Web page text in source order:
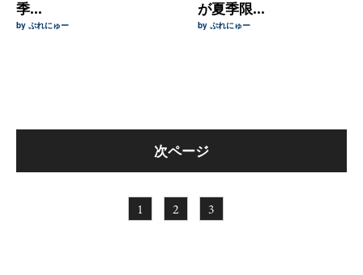
季...
by ぷれにゅー
が夏季限...
by ぷれにゅー
次ページ
1 2 3